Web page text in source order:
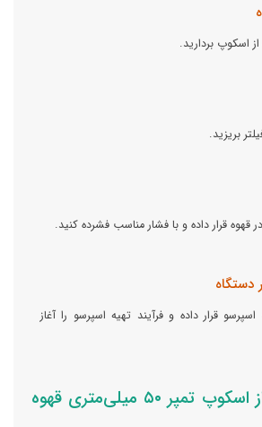
از اسکوپ بردارید.
بریزید.
قهوه قرار داده و با فشار مناسب فشرده کنید.
دستگاه
اسپرسو قرار داده و فرآیند تهیه اسپرسو را آغاز
مزایای استفاده از اسکوپ تمپر ۵۰ میلی‌متری قهوه